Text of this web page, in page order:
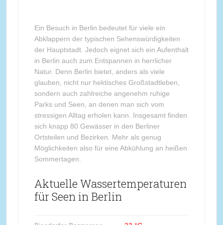
Ein Besuch in Berlin bedeutet für viele ein
Abklappern der typischen Sehenswürdigkeiten
der Hauptstadt. Jedoch eignet sich ein Aufenthalt
in Berlin auch zum Entspannen in herrlicher
Natur. Denn Berlin bietet, anders als viele
glauben, nicht nur hektisches Großstadtleben,
sondern auch zahlreiche angenehm ruhige
Parks und Seen, an denen man sich vom
stressigen Alltag erholen kann. Insgesamt finden
sich knapp 80 Gewässer in den Berliner
Ortsteilen und Bezirken. Mehr als genug
Möglichkeiten also für eine Abkühlung an heißen
Sommertagen.
Aktuelle Wassertemperaturen
für Seen in Berlin